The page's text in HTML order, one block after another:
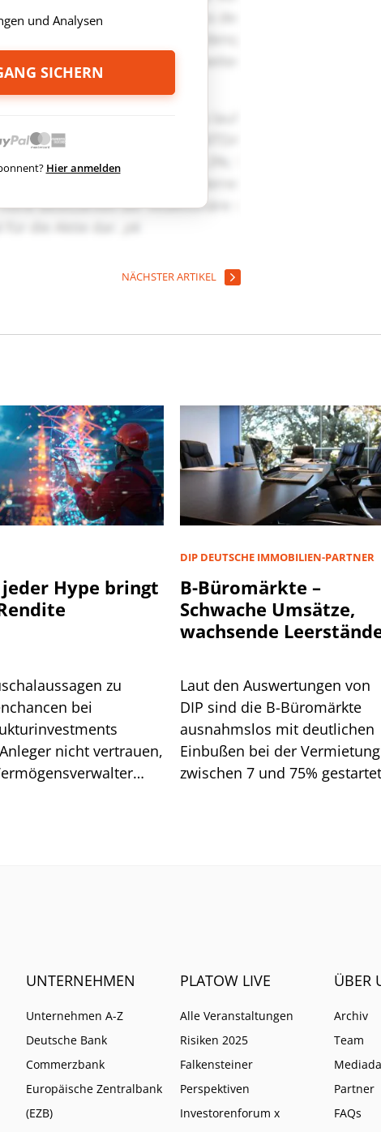
und Analysen
SICHERN
Hier anmelden
NÄCHSTER ARTIKEL
Hype bringt
zu
bei
nicht vertrauen,
DIP DEUTSCHE IMMOBILIEN-PARTNER
B-Büromärkte –
Schwache Umsätze,
wachsende
Laut den Auswertungen von
DIP sind die B-Büromärkte
ausnahmslos mit deutlichen
Einbußen bei der Vermietung
zwischen 7 und 75%
UNTERNEHMEN
Unternehmen A-Z
Deutsche Bank
Commerzbank
Europäische Zentralbank
(EZB)
PLATOW LIVE
Alle Veranstaltungen
Risiken 2025
Falkensteiner
Perspektiven
Investorenforum x
ÜBER
Archiv
Team
Partner
FAQs